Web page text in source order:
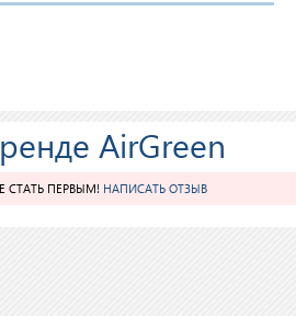
AirGreen
СТАТЬ ПЕРВЫМ! НАПИСАТЬ ОТЗЫВ